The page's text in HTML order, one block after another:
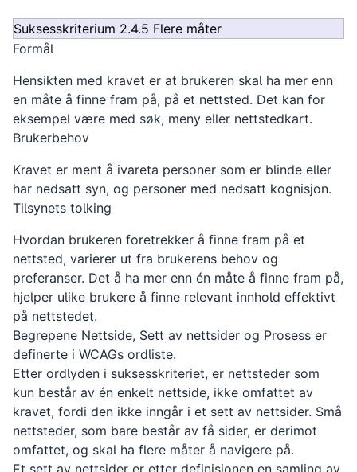
Suksesskriterium 2.4.5 Flere måter
Formål
Hensikten med kravet er at brukeren skal ha mer enn
en måte å finne fram på, på et nettsted. Det kan for
eksempel være med søk, meny eller nettstedkart.
Brukerbehov
Kravet er ment å ivareta personer som er blinde eller
har nedsatt syn, og personer med nedsatt kognisjon.
Tilsynets tolking
Hvordan brukeren foretrekker å finne fram på et
nettsted, varierer ut fra brukerens behov og
preferanser. Det å ha mer enn én måte å finne fram på,
hjelper ulike brukere å finne relevant innhold effektivt
på nettstedet.
Begrepene Nettside, Sett av nettsider og Prosess er
definerte i WCAGs ordliste.
Etter ordlyden i suksesskriteriet, er nettsteder som
kun består av én enkelt nettside, ikke omfattet av
kravet, fordi den ikke inngår i et sett av nettsider. Små
nettsteder, som bare består av få sider, er derimot
omfattet, og skal ha flere måter å navigere på.
Et sett av nettsider er etter definisjonen en samling av